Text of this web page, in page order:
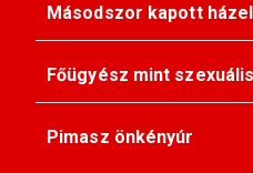
Másodszor kapott
Főügyész mint
Pimasz önkényúr